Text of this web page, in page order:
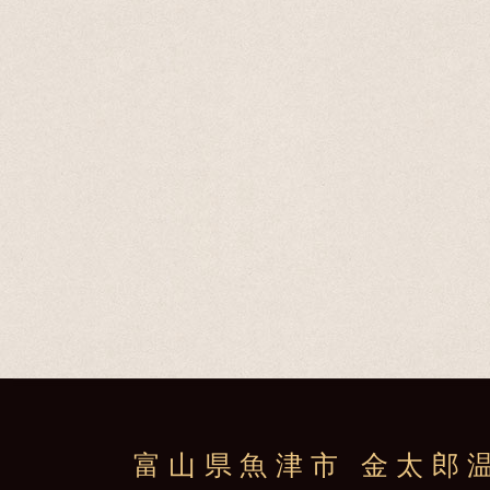
富山県魚津市 金太郎